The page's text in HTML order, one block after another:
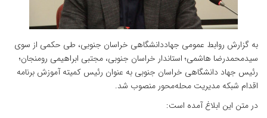
به گزارش روابط عمومی جهاددانشگاهی خراسان جنوبی، طی حکمی از سوی
سیدمحمدرضا هاشمی؛ استاندار خراسان جنوبی، مجتبی ابراهیمی رومنجان؛
رئیس جهاد دانشگاهی خراسان جنوبی به عنوان رئیس کمیته آموزش برنامه
اقدام شبکه مدیریت محله‌محور منصوب شد.
در متن این ابلاغ آمده است: